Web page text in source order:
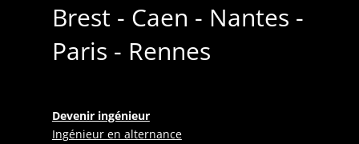
Brest - Caen - Nantes -
Paris - Rennes
Devenir ingénieur
Ingénieur en alternance